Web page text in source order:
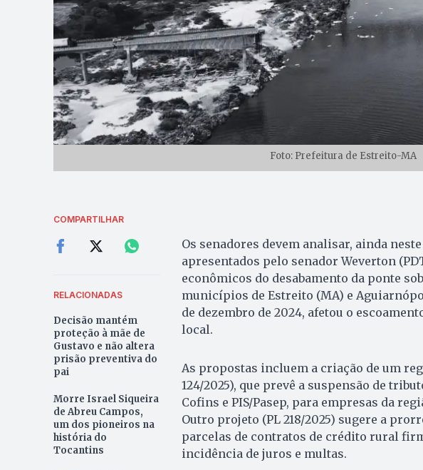
Foto: Prefeitura de Estreito-MA
COMPARTILHAR
RELACIONADAS
Decisão mantém
proteção à mãe de
Gustavo e não altera
prisão preventiva do
pai
Morre Israel Siqueira
de Abreu Campos,
um dos pioneiros na
história do
Tocantins
Os senadores devem analisar, ainda
apresentados pelo senador Weverton
econômicos do desabamento da ponte
municípios de Estreito (MA) e
de dezembro de 2024, afetou o
local.
As propostas incluem a criação de um
124/2025), que prevê a suspensão de
Cofins e PIS/Pasep, para empresas da
Outro projeto (PL 218/2025) sugere a
parcelas de contratos de crédito rural
incidência de juros e multas.